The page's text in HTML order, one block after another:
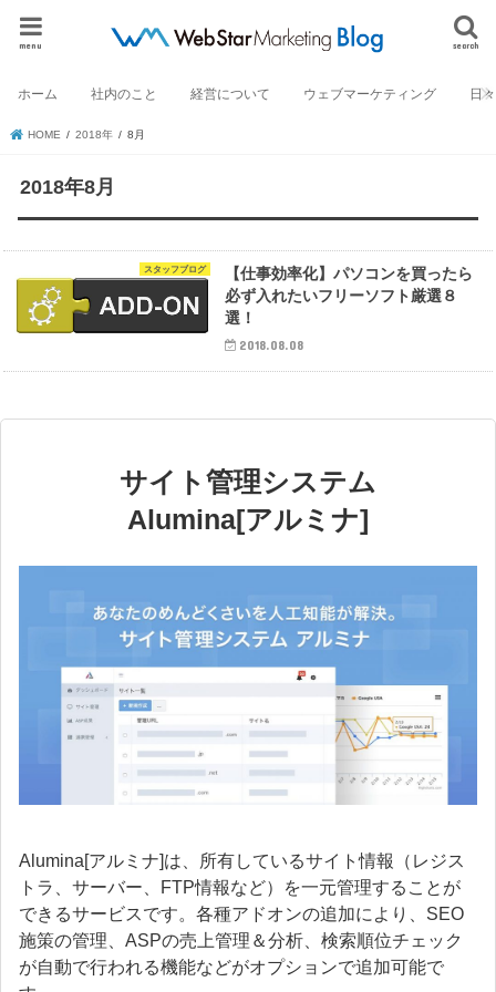
search
menu
ホーム 社内のこと 経営について ウェブマーケティング 日
HOME 2018年 8月
2018年8月
スタッフブログ
【仕事効率化】パソコンを買ったら
必ず入れたいフリーソフト厳選８
選！
2018.08.08
サイト管理システム
Alumina[アルミナ]
Alumina[アルミナ]は、所有しているサイト情報（レジス
トラ、サーバー、FTP情報など）を一元管理することが
できるサービスです。各種アドオンの追加により、SEO
施策の管理、ASPの売上管理＆分析、検索順位チェック
が自動で行われる機能などがオプションで追加可能で